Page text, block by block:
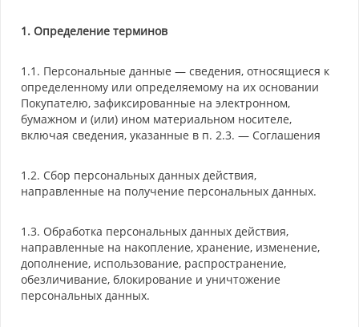
1. Определение терминов
1.1. Персональные данные — сведения, относящиеся к
определенному или определяемому на их основании
Покупателю, зафиксированные на электронном,
бумажном и (или) ином материальном носителе,
включая сведения, указанные в п. 2.3. — Соглашения
1.2. Сбор персональных данных действия,
направленные на получение персональных данных.
1.3. Обработка персональных данных действия,
направленные на накопление, хранение, изменение,
дополнение, использование, распространение,
обезличивание, блокирование и уничтожение
персональных данных.